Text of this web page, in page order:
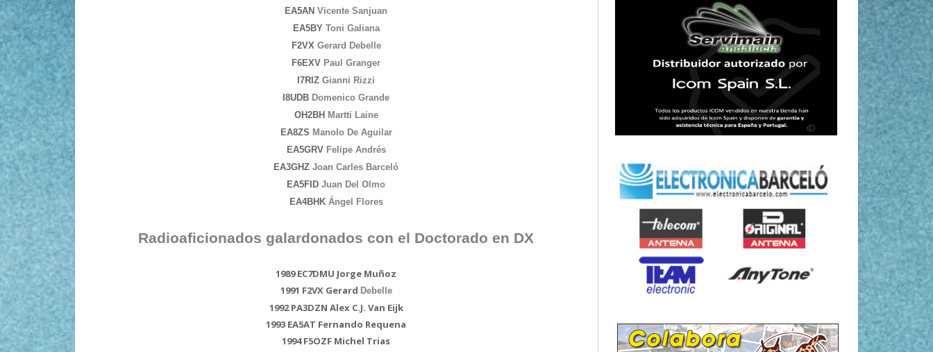
EA5AN Vicente Sanjuan
EA5BYToni Galiana
F2VXGerard Debelle
F6EXV Paul Granger
I7RIZ Gianni Rizzi
I8UDB Domenico Grande
OH2BH Martti Laine
EA8ZS Manolo De Aguilar
EA5GRVFelipe Andrés
EA3GHZ Joan Carles Barceló
EA5FID Juan Del Olmo
EA4BHKÁngel Flores
Radioaficionados galardonados con el Doctorado en DX
1989 EC7DMU Jorge Muñoz
1991 F2VX Gerard Debelle
1992 PA3DZN Alex C.J. Van Eijk
1993 EA5AT Fernando Requena
1994 F5OZF Michel Trias